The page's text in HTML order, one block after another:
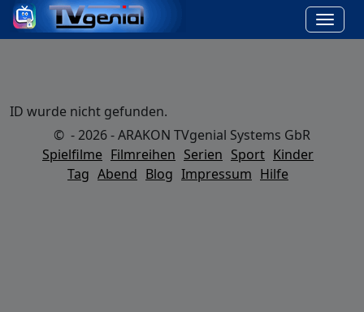
ID wurde nicht gefunden.
© - 2026 - ARAKON TVgenial Systems GbR
Spielfilme Filmreihen Serien Sport Kinder
Tag Abend Blog Impressum Hilfe